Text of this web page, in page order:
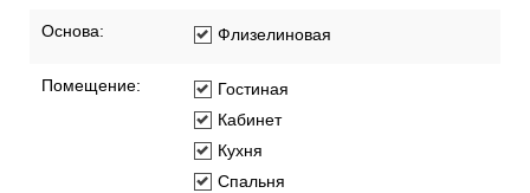
Основа: Флизелиновая
Помещение:
Гостиная
Кабинет
Кухня
Спальня